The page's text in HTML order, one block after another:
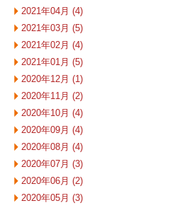
2021年04月 (4)
2021年03月 (5)
2021年02月 (4)
2021年01月 (5)
2020年12月 (1)
2020年11月 (2)
2020年10月 (4)
2020年09月 (4)
2020年08月 (4)
2020年07月 (3)
2020年06月 (2)
2020年05月 (3)